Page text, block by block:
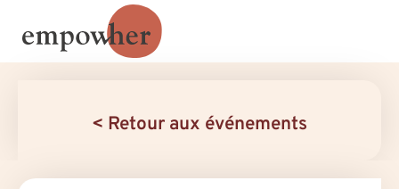
< Retour aux événements